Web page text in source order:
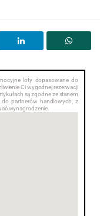
loty dopasowane do
Ci wygodnej rezerwacji
są zgodne ze stanem
partnerów handlowych, z
wynagrodzenie.